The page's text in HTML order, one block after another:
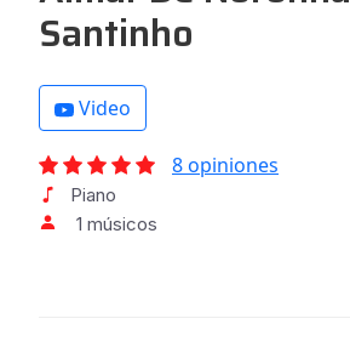
Santinho
Video
8 opiniones
Piano
1 músicos